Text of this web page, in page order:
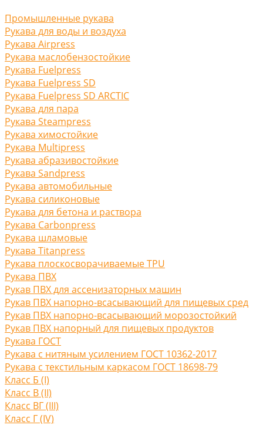
Промышленные рукава
Рукава для воды и воздуха
Рукава Airpress
Рукава маслобензостойкие
Рукава Fuelpress
Рукава Fuelpress SD
Рукава Fuelpress SD ARCTIC
Рукава для пара
Рукава Steampress
Рукава химостойкие
Рукава Multipress
Рукава абразивостойкие
Рукава Sandpress
Рукава автомобильные
Рукава силиконовые
Рукава для бетона и раствора
Рукава Carbonpress
Рукава шламовые
Рукава Titanpress
Рукава плоскосворачиваемые TPU
Рукава ПВХ
Рукав ПВХ для ассенизаторных машин
Рукав ПВХ напорно-всасывающий для пищевых сред
Рукав ПВХ напорно-всасывающий морозостойкий
Рукав ПВХ напорный для пищевых продуктов
Рукава ГОСТ
Рукава с нитяным усилением ГОСТ 10362-2017
Рукава с текстильным каркасом ГОСТ 18698-79
Класс Б (I)
Класс В (II)
Класс ВГ (III)
Класс Г (IV)